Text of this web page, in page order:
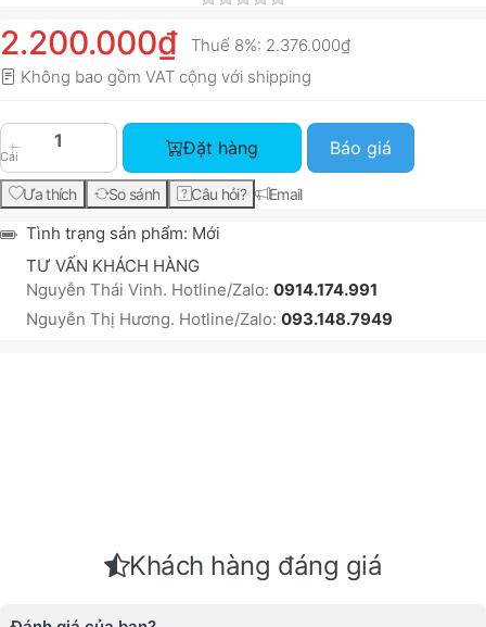
2.200.000₫ Thuế 8%: 2.376.000₫
Không bao gồm VAT cộng với shipping
Cái
HP 206A Yellow Original LaserJet Toner
Đặt hàng Báo giá
Ưa thích So sánh Câu hỏi? Email
Tình trạng sản phẩm: Mới
TƯ VẤN KHÁCH HÀNG
Nguyễn Thái Vinh. Hotline/Zalo: 0914.174.991
Nguyễn Thị Hương. Hotline/Zalo: 093.148.7949
Khách hàng đáng giá